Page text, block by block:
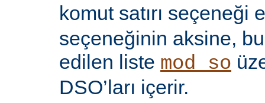
komut satırı seçeneği
seçeneğinin aksine,
edilen liste mod_so
DSO’ları içerir.